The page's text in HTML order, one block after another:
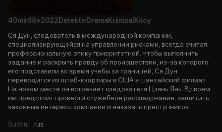
40min18+2022 DetektivDramaKriminal Xitoy
Ся Дун, следователь в международной компании,
специализирующейся на управлении рисками, всегда считал
профессиональную этику приоритетной. Чтобы выполнить
задание и раскрыть правду об происшествии, из-за которого
его подставили во время учебы за границей, Ся Дун
переводится из штаб-квартиры в США в шанхайский филиал.
На новом месте он встречает следователя Цзянь Янь. Вдвоем
им предстоит провести служебное расследование, защитить
законные интересы компании и наказать преступников.
Subtitr:
rus